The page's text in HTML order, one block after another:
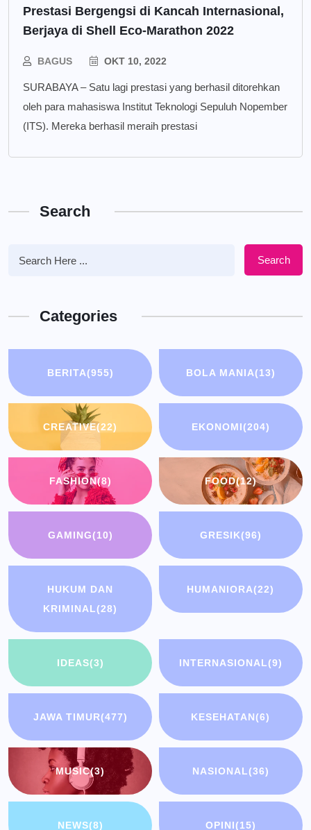
Prestasi Bergengsi di Kancah Internasional,
Berjaya di Shell Eco-Marathon 2022
BAGUS OKT 10, 2022
SURABAYA – Satu lagi prestasi yang berhasil ditorehkan
oleh para mahasiswa Institut Teknologi Sepuluh Nopember
(ITS). Mereka berhasil meraih prestasi
Search
Search
Categories
BERITA(955) BOLA MANIA(13)
CREATIVE(22) EKONOMI(204)
FASHION(8) FOOD(12)
GAMING(10) GRESIK(96)
HUKUM DAN
KRIMINAL(28)
HUMANIORA(22)
IDEAS(3) INTERNASIONAL(9)
JAWA TIMUR(477) KESEHATAN(6)
MUSIC(3) NASIONAL(36)
NEWS(8) OPINI(15)